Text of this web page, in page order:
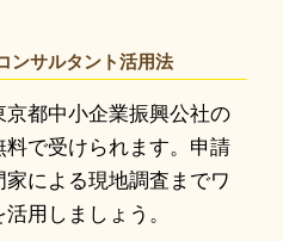
ンサルタント活用法
都中小企業振興公社の
で受けられます。申請
による現地調査までワ
用しましょう。